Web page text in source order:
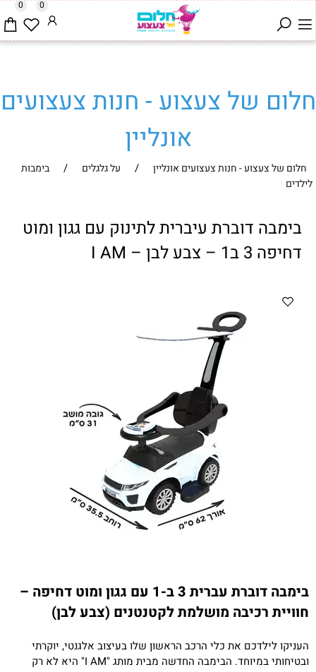
0 0
חלום של צעצוע - חנות צעצועים
אונליין
חלום של צעצוע - חנות צעצועים אונליין / על גלגלים /
בימבות
לילדים
בימבה דוברת עיברית לתינוק עם גגון ומוט
דחיפה 3 ב1 – צבע לבן – I AM
בימבה דוברת עברית 3 ב-1 עם גגון ומוט דחיפה –
חוויית רכיבה מושלמת לקטנטנים (צבע לבן)
העניקו לילדכם את כלי הרכב הראשון שלו בעיצוב אלגנטי, יוקרתי
ובטיחותי במיוחד. הבימבה החדשה מבית מותג "I AM" היא לא רק